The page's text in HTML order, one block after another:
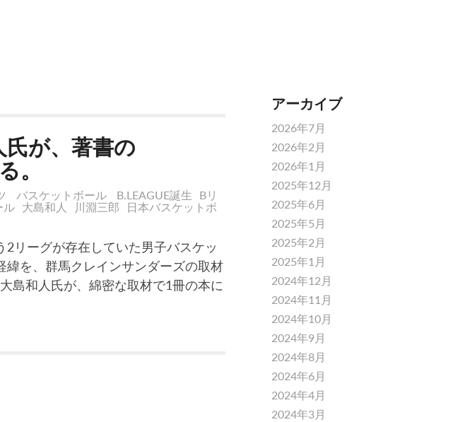
が、著書の
。
バスケットボール B.LEAGUE誕生
Bリ
ル 大島和人 川淵三郎
日本バスケットボ
リーグが存在していた男子バスケッ
緯を、群馬クレインサンダーズの取材
島和人氏が、綿密な取材で1冊の本に
アーカイブ
2026年7月
2026年2月
2026年1月
2025年12月
2025年6月
2025年5月
2025年2月
2025年1月
2024年12月
2024年11月
2024年10月
2024年9月
2024年8月
2024年6月
2024年4月
2024年3月